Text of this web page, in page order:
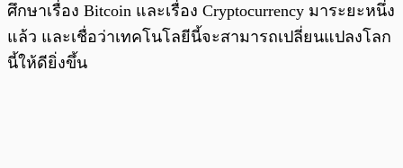
ศึกษาเรื่อง Bitcoin และเรื่อง Cryptocurrency มาระยะหนึ่ง
แล้ว และเชื่อว่าเทคโนโลยีนี้จะสามารถเปลี่ยนแปลงโลก
นี้ให้ดียิ่งขึ้น